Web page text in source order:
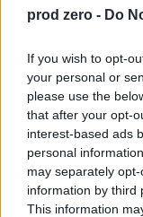
prod zero - Do
If you wish to opt-
your personal or
please use the
that after your opt-
interest-based ads
personal
may separately
information by third
This information
policja bada
Aleksandra Cieślik
Wczoraj 19:08
2 min
Reklama
Reklama